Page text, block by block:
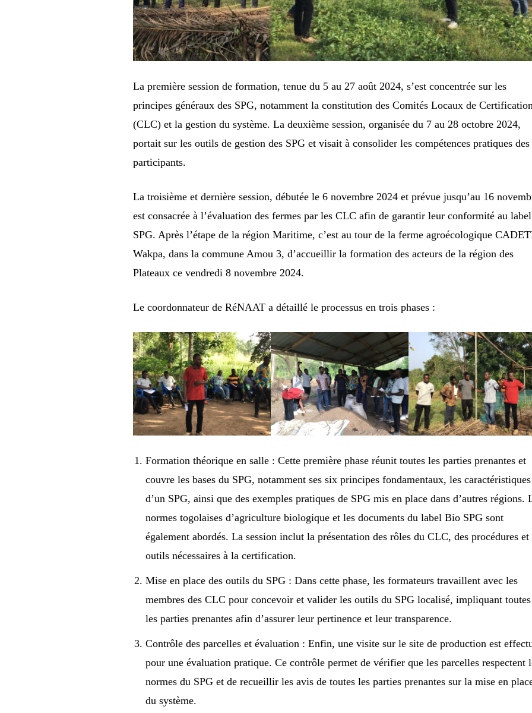
La première session de formation, tenue du 5 au 27 août 2024, s’est concentrée sur les
principes généraux des SPG, notamment la constitution des Comités Locaux de
(CLC) et la gestion du système. La deuxième session, organisée du 7 au 28 octobre 2024,
portait sur les outils de gestion des SPG et visait à consolider les compétences pratiques des
participants.
La troisième et dernière session, débutée le 6 novembre 2024 et prévue jusqu’au 16
est consacrée à l’évaluation des fermes par les CLC afin de garantir leur conformité au label
SPG. Après l’étape de la région Maritime, c’est au tour de la ferme agroécologique
Wakpa, dans la commune Amou 3, d’accueillir la formation des acteurs de la région des
Plateaux ce vendredi 8 novembre 2024.
Le coordonnateur de RéNAAT a détaillé le processus en trois phases :
Formation théorique en salle : Cette première phase réunit toutes les parties prenantes et
couvre les bases du SPG, notamment ses six principes fondamentaux, les caractéristiques
d’un SPG, ainsi que des exemples pratiques de SPG mis en place dans d’autres régions.
normes togolaises d’agriculture biologique et les documents du label Bio SPG sont
également abordés. La session inclut la présentation des rôles du CLC, des procédures et
outils nécessaires à la certification.
Mise en place des outils du SPG : Dans cette phase, les formateurs travaillent avec les
membres des CLC pour concevoir et valider les outils du SPG localisé, impliquant toutes
les parties prenantes afin d’assurer leur pertinence et leur transparence.
Contrôle des parcelles et évaluation : Enfin, une visite sur le site de production est
pour une évaluation pratique. Ce contrôle permet de vérifier que les parcelles respectent
normes du SPG et de recueillir les avis de toutes les parties prenantes sur la mise en
du système.